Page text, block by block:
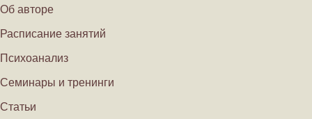
Об авторе
Расписание занятий
Психоанализ
Семинары и тренинги
Статьи